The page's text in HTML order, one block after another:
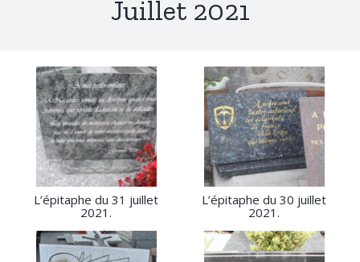
Juillet 2021
L’épitaphe du 31 juillet
2021.
L’épitaphe du 30 juillet
2021.